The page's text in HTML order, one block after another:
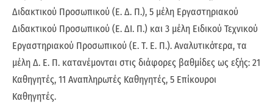
Διδακτικού Προσωπικού (Ε. Δ. Π.), 5 μέλη Εργαστηριακού
Διδακτικού Προσωπικού (Ε. ΔΙ. Π.) και 3 μέλη Ειδικού Τεχνικού
Εργαστηριακού Προσωπικού (Ε. Τ. Ε. Π.). Αναλυτικότερα, τα
μέλη Δ. Ε. Π. κατανέμονται στις διάφορες βαθμίδες ως εξής: 21
Καθηγητές, 11 Αναπληρωτές Καθηγητές, 5 Επίκουροι
Καθηγητές.